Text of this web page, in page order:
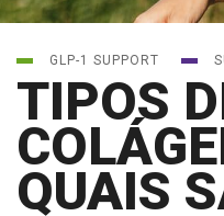
GLP-1 SUPPORT
TIPOS
QUAIS